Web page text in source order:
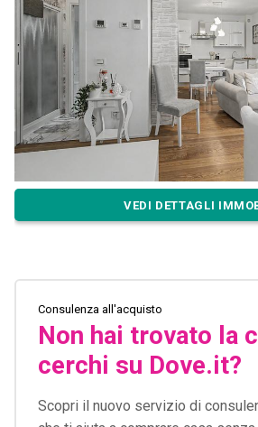
VEDI DETTAGLI
Consulenza all'acquisto
Non hai trovato la
cerchi su Dove.it?
Scopri il nuovo servizio di